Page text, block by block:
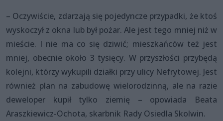
– Oczywiście, zdarzają się pojedyncze przypadki, że ktoś
wyskoczył z okna lub był pożar. Ale jest tego mniej niż w
mieście. I nie ma co się dziwić; mieszkańców też jest
mniej, obecnie około 3 tysięcy. W przyszłości przybędą
kolejni, którzy wykupili działki przy ulicy Nefrytowej. Jest
również plan na zabudowę wielorodzinną, ale na razie
deweloper kupił tylko ziemię – opowiada Beata
Araszkiewicz-Ochota, skarbnik Rady Osiedla Skolwin.